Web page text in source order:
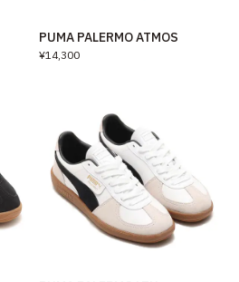
PUMA PALERMO ATMOS
¥14,300